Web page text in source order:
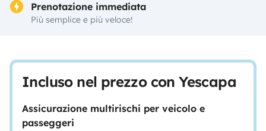
Prenotazione immediata
Più semplice e più veloce!
Incluso nel prezzo con Yescapa
Assicurazione multirischi per veicolo e
passeggeri